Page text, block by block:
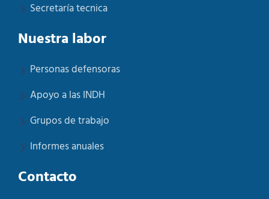
Secretaría tecnica
Nuestra labor
Personas defensoras
Apoyo a las INDH
Grupos de trabajo
Informes anuales
Contacto